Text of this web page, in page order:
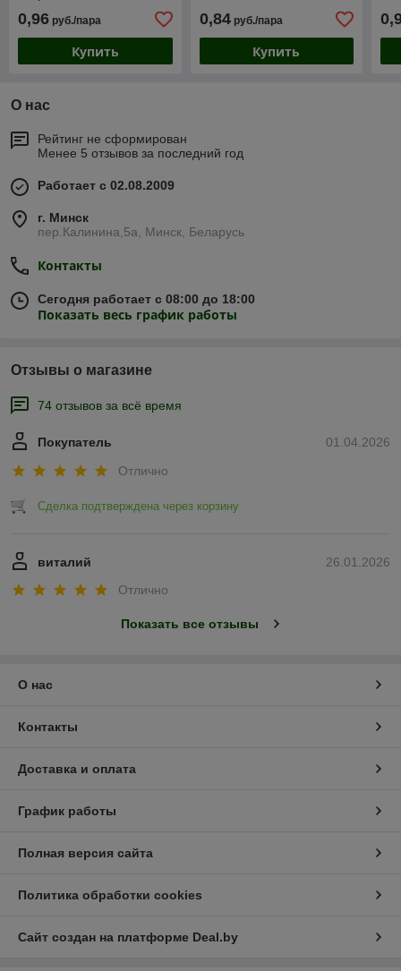
0,96 руб./пара
Купить
0,84руб./пара
Купить
О нас
Рейтинг не сформирован
Менее 5 отзывов за последний год
Работает с 02.08.2009
г. Минск
пер.Калинина,5а, Минск, Беларусь
Контакты
Сегодня работает с 08:00 до 18:00
Показать весь график работы
Отзывы о магазине
74 отзывов за всё время
01.04.2026
Покупатель
Отлично
Сделка подтверждена через корзину
26.01.2026
виталий
Отлично
Показать все отзывы
О нас
Контакты
Доставка и оплата
График работы
Полная версия сайта
Политика обработки cookies
Сайт создан на платформе Deal.by